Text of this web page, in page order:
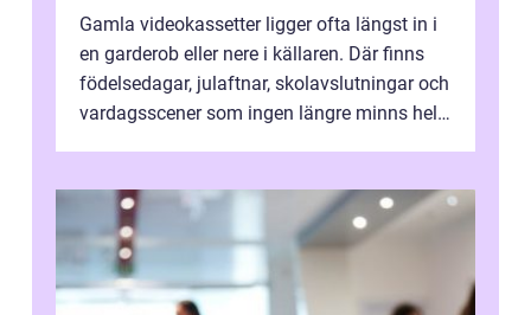
Gamla videokassetter ligger ofta längst in i
en garderob eller nere i källaren. Där finns
födelsedagar, julaftnar, skolavslutningar och
vardagsscener som ingen längre minns helt.